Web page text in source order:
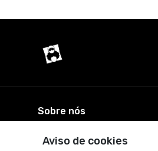
Aviso de cookies
Sobre nós
© Dados do vendedor: CPF